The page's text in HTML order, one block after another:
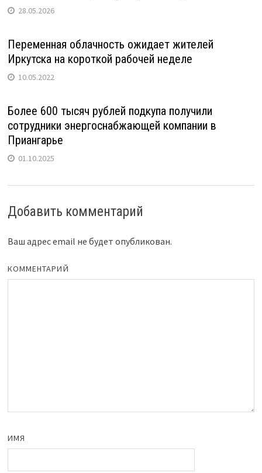
28.05.2026
Переменная облачность ожидает жителей
Иркутска на короткой рабочей неделе
10.05.2022
Более 600 тысяч рублей подкупа получили
сотрудники энергоснабжающей компании в
Приангарье
01.10.2025
Добавить комментарий
Ваш адрес email не будет опубликован.
КОММЕНТАРИЙ
ИМЯ